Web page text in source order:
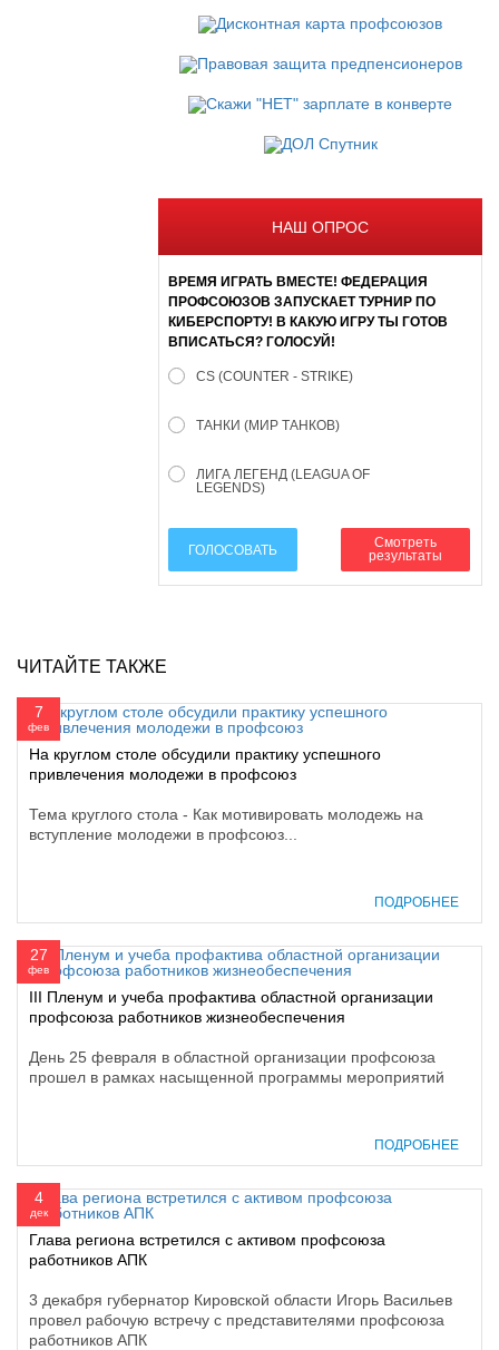
НАШ ОПРОС
ВРЕМЯ ИГРАТЬ ВМЕСТЕ! ФЕДЕРАЦИЯ
ПРОФСОЮЗОВ ЗАПУСКАЕТ ТУРНИР ПО
КИБЕРСПОРТУ! В КАКУЮ ИГРУ ТЫ ГОТОВ
ВПИСАТЬСЯ? ГОЛОСУЙ!
CS (COUNTER - STRIKE)
ТАНКИ (МИР ТАНКОВ)
ЛИГА ЛЕГЕНД (LEAGUA OF
LEGENDS)
ГОЛОСОВАТЬ
Смотреть
результаты
ЧИТАЙТЕ ТАКЖЕ
7
фев
На круглом столе обсудили практику успешного
привлечения молодежи в профсоюз
Тема круглого стола - Как мотивировать молодежь на
вступление молодежи в профсоюз...
ПОДРОБНЕЕ
27
фев
III Пленум и учеба профактива областной организации
профсоюза работников жизнеобеспечения
День 25 февраля в областной организации профсоюза
прошел в рамках насыщенной программы мероприятий
ПОДРОБНЕЕ
4
дек
Глава региона встретился с активом профсоюза
работников АПК
3 декабря губернатор Кировской области Игорь Васильев
провел рабочую встречу с представителями профсоюза
работников АПК